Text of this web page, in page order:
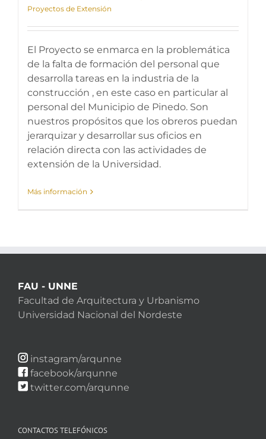
Proyectos de Extensión
El Proyecto se enmarca en la problemática
de la falta de formación del personal que
desarrolla tareas en la industria de la
construcción , en este caso en particular al
personal del Municipio de Pinedo. Son
nuestros propósitos que los obreros puedan
jerarquizar y desarrollar sus oficios en
relación directa con las actividades de
extensión de la Universidad.
Más información
FAU - UNNE
Facultad de Arquitectura y Urbanismo
Universidad Nacional del Nordeste
instagram/arqunne
facebook/arqunne
twitter.com/arqunne
CONTACTOS TELEFÓNICOS